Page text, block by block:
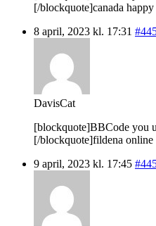
[/blockquote]canada
8 april, 2023 kl. 17:31
DavisCat
[blockquote]BBCode you
[/blockquote]fildena
9 april, 2023 kl. 17:45